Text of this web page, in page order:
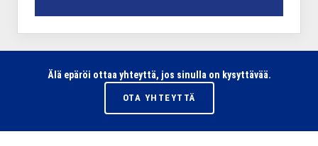
Älä epäröi ottaa yhteyttä, jos sinulla on kysyttävää.
OTA YHTEYTTÄ